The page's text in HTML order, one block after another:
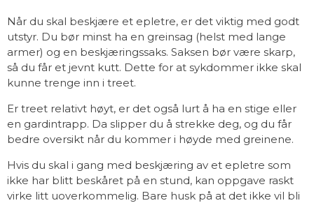
Når du skal beskjære et epletre, er det viktig med godt
utstyr. Du bør minst ha en greinsag (helst med lange
armer) og en beskjæringssaks. Saksen bør være skarp,
så du får et jevnt kutt. Dette for at sykdommer ikke skal
kunne trenge inn i treet.
Er treet relativt høyt, er det også lurt å ha en stige eller
en gardintrapp. Da slipper du å strekke deg, og du får
bedre oversikt når du kommer i høyde med greinene.
Hvis du skal i gang med beskjæring av et epletre som
ikke har blitt beskåret på en stund, kan oppgave raskt
virke litt uoverkommelig. Bare husk på at det ikke vil bli